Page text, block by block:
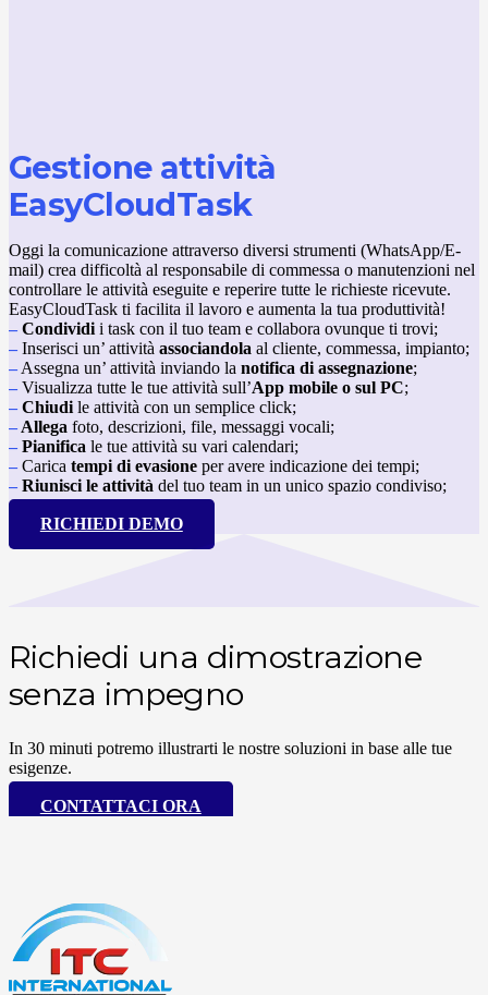
Gestione attività
EasyCloudTask
Oggi la comunicazione attraverso diversi strumenti (WhatsApp/E-
mail) crea difficoltà al responsabile di commessa o manutenzioni nel
controllare le attività eseguite e reperire tutte le richieste ricevute.
EasyCloudTask ti facilita il lavoro e aumenta la tua produttività!
– Condividi i task con il tuo team e collabora ovunque ti trovi;
– Inserisci un’ attività associandola al cliente, commessa, impianto;
– Assegna un’ attività inviando la notifica di assegnazione;
– Visualizza tutte le tue attività sull’App mobile o sul PC;
– Chiudi le attività con un semplice click;
– Allega foto, descrizioni, file, messaggi vocali;
– Pianifica le tue attività su vari calendari;
– Carica tempi di evasione per avere indicazione dei tempi;
– Riunisci le attività del tuo team in un unico spazio condiviso;
RICHIEDI DEMO
Richiedi una dimostrazione
senza impegno
In 30 minuti potremo illustrarti le nostre soluzioni in base alle tue
esigenze.
CONTATTACI ORA